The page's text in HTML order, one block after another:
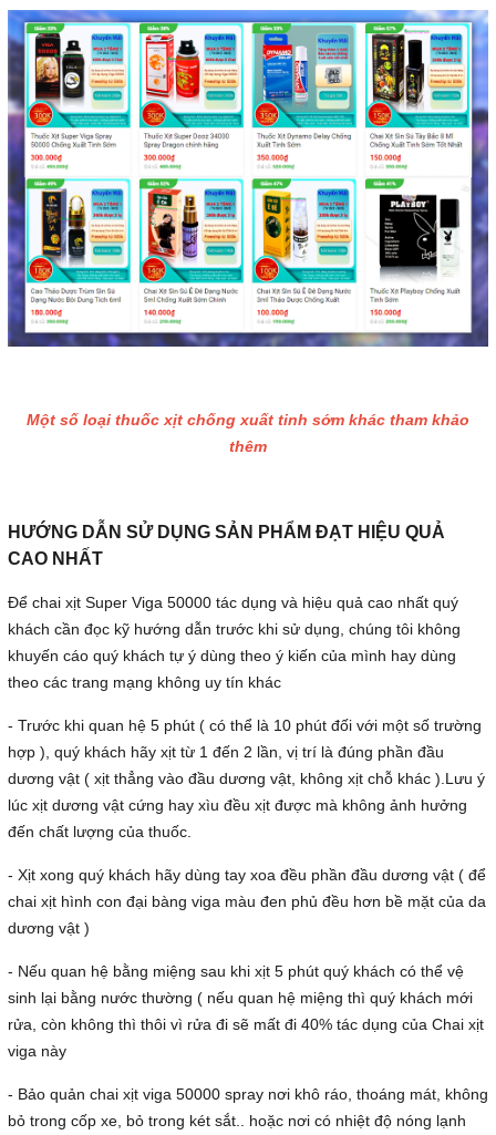
Một số loại thuốc xịt chống xuất tinh sớm khác tham khảo
thêm
HƯỚNG DẪN SỬ DỤNG SẢN PHẨM ĐẠT HIỆU QUẢ
CAO NHẤT
Để chai xịt Super Viga 50000 tác dụng và hiệu quả cao nhất quý
khách cần đọc kỹ hướng dẫn trước khi sử dụng, chúng tôi không
khuyến cáo quý khách tự ý dùng theo ý kiến của mình hay dùng
theo các trang mạng không uy tín khác
- Trước khi quan hệ 5 phút ( có thể là 10 phút đối với một số trường
hợp ), quý khách hãy xịt từ 1 đến 2 lần, vị trí là đúng phần đầu
dương vật ( xịt thẳng vào đầu dương vật, không xịt chỗ khác ).Lưu ý
lúc xịt dương vật cứng hay xìu đều xịt được mà không ảnh hưởng
đến chất lượng của thuốc.
- Xịt xong quý khách hãy dùng tay xoa đều phần đầu dương vật ( để
chai xịt hình con đại bàng viga màu đen phủ đều hơn bề mặt của da
dương vật )
- Nếu quan hệ bằng miệng sau khi xịt 5 phút quý khách có thể vệ
sinh lại bằng nước thường ( nếu quan hệ miệng thì quý khách mới
rửa, còn không thì thôi vì rửa đi sẽ mất đi 40% tác dụng của Chai xịt
viga này
- Bảo quản chai xịt viga 50000 spray nơi khô ráo, thoáng mát, không
bỏ trong cốp xe, bỏ trong két sắt.. hoặc nơi có nhiệt độ nóng lạnh